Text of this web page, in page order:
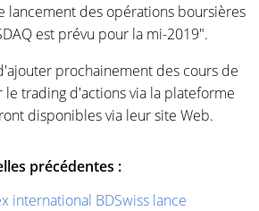
lancement des opérations boursières
est prévu pour la mi-2019".
prochainement des cours de
trading d'actions via la plateforme
disponibles via leur site Web.
précédentes :
international BDSwiss lance